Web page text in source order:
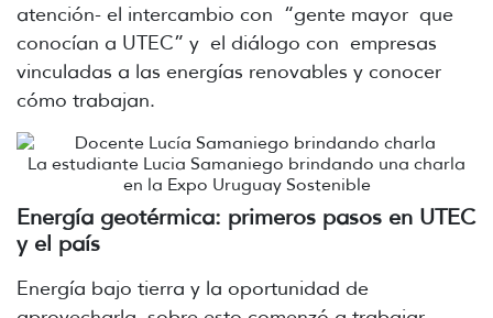
atención- el intercambio con “gente mayor que
conocían a UTEC” y el diálogo con empresas
vinculadas a las energías renovables y conocer
cómo trabajan.
La estudiante Lucia Samaniego brindando una charla
en la Expo Uruguay Sostenible
Energía geotérmica: primeros pasos en UTEC
y el país
Energía bajo tierra y la oportunidad de